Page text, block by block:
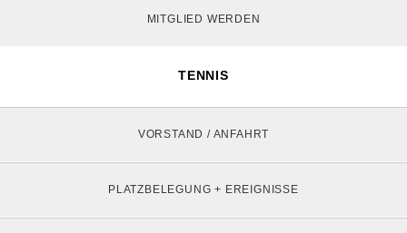
MITGLIED WERDEN
TENNIS
VORSTAND / ANFAHRT
PLATZBELEGUNG + EREIGNISSE